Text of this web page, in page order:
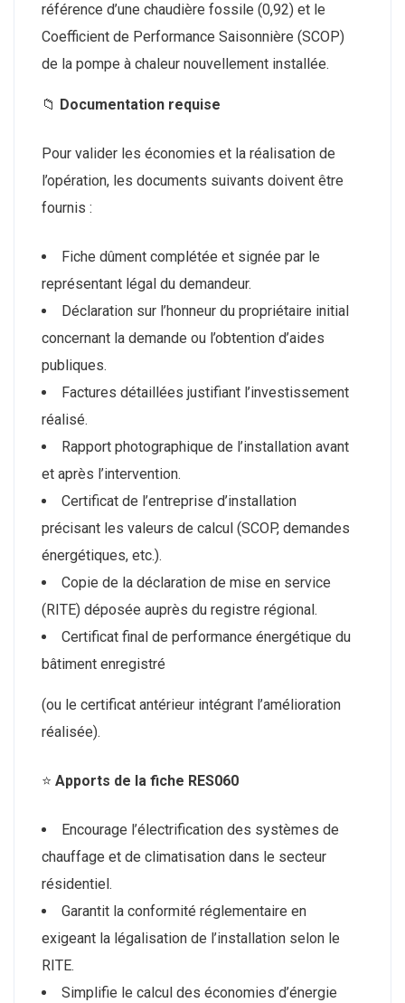
référence d’une chaudière fossile (0,92) et le
Coefficient de Performance Saisonnière (SCOP)
de la pompe à chaleur nouvellement installée.
📁 Documentation requise
Pour valider les économies et la réalisation de
l’opération, les documents suivants doivent être
fournis :
Fiche dûment complétée et signée par le
représentant légal du demandeur.
Déclaration sur l’honneur du propriétaire initial
concernant la demande ou l’obtention d’aides
publiques.
Factures détaillées justifiant l’investissement
réalisé.
Rapport photographique de l’installation avant
et après l’intervention.
Certificat de l’entreprise d’installation
précisant les valeurs de calcul (SCOP, demandes
énergétiques, etc.).
Copie de la déclaration de mise en service
(RITE) déposée auprès du registre régional.
Certificat final de performance énergétique du
bâtiment enregistré
(ou le certificat antérieur intégrant l’amélioration
réalisée).
⭐ Apports de la fiche RES060
Encourage l’électrification des systèmes de
chauffage et de climatisation dans le secteur
résidentiel.
Garantit la conformité réglementaire en
exigeant la légalisation de l’installation selon le
RITE.
Simplifie le calcul des économies d’énergie